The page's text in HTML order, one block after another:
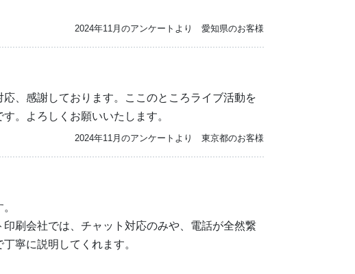
2024年11月のアンケートより 愛知県のお客様
、感謝しております。ここのところライブ活動を
。よろしくお願いいたします。
2024年11月のアンケートより 東京都のお客様
刷会社では、チャット対応のみや、電話が全然繋
寧に説明してくれます。